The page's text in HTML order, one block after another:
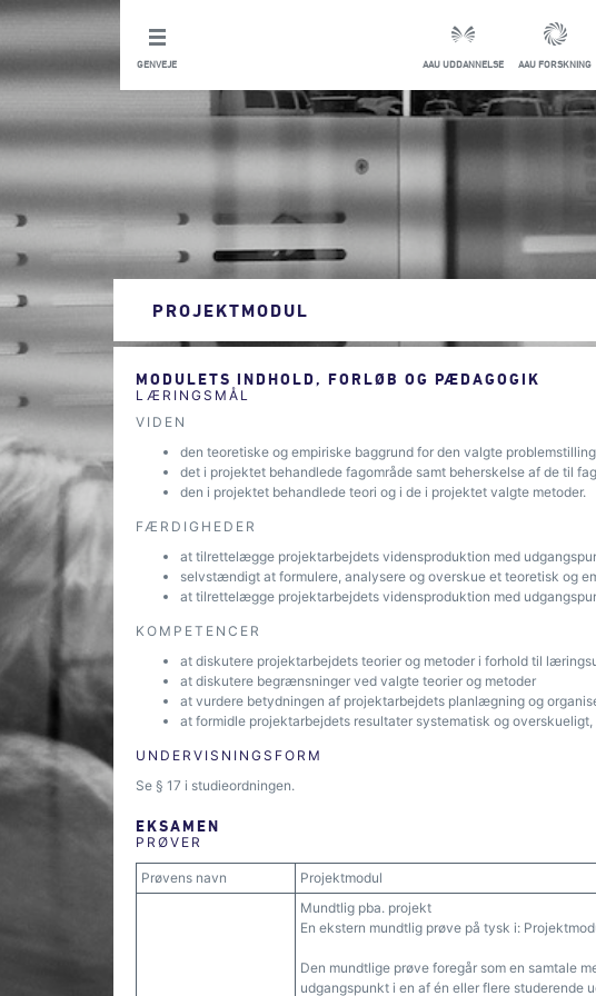
GENVEJE AAU UDDANNELSE AAU FORSKNING
PROJEKTMODUL
MODULETS INDHOLD, FORLØB OG PÆDAGOGIK
LÆRINGSMÅL
VIDEN
den teoretiske og empiriske baggrund for den valgte problemstilling
det i projektet behandlede fagområde samt beherskelse af de til
den i projektet behandlede teori og i de i projektet valgte metoder.
FÆRDIGHEDER
at tilrettelægge projektarbejdets vidensproduktion med
selvstændigt at formulere, analysere og overskue et teoretisk og
at tilrettelægge projektarbejdets vidensproduktion med
KOMPETENCER
at diskutere projektarbejdets teorier og metoder i forhold til
at diskutere begrænsninger ved valgte teorier og metoder
at vurdere betydningen af projektarbejdets planlægning og
at formidle projektarbejdets resultater systematisk og
UNDERVISNINGSFORM
Se § 17 i studieordningen.
EKSAMEN
PRØVER
Prøvens navn
Projektmodul
Mundtlig pba. projekt
En ekstern mundtlig prøve på tysk i:
Den mundtlige prøve foregår som en samtale
udgangspunkt i en af én eller flere studerende